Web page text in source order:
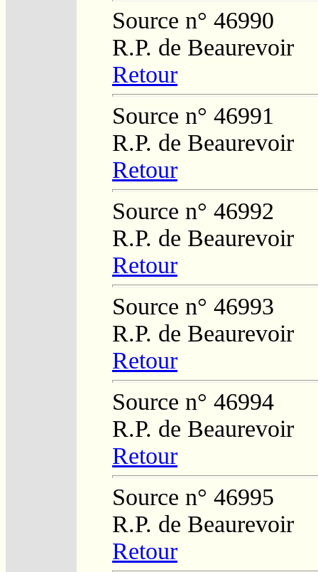
Source n° 46990
R.P. de Beaurevoir
Retour
Source n° 46991
R.P. de Beaurevoir
Retour
Source n° 46992
R.P. de Beaurevoir
Retour
Source n° 46993
R.P. de Beaurevoir
Retour
Source n° 46994
R.P. de Beaurevoir
Retour
Source n° 46995
R.P. de Beaurevoir
Retour